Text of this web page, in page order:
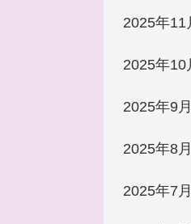
2025年11
2025年10
2025年9月
2025年8月
2025年7月